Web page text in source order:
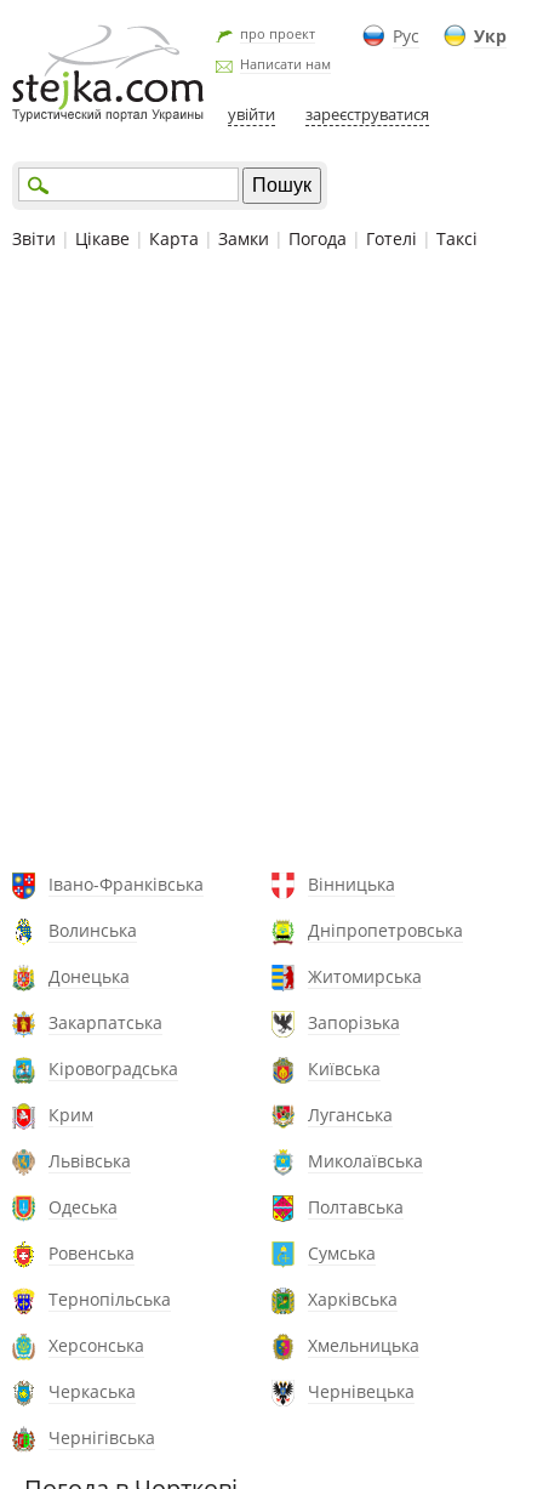
Рус Укр
про проект
Написати нам
увійти зареєструватися
Звіти | Цікаве | Карта | Замки | Погода | Готелі | Таксі
Івано-Франківська
Вінницька
Волинська
Дніпропетровська
Донецька
Житомирська
Закарпатська
Запорізька
Кіровоградська
Київська
Крим
Луганська
Львівська
Миколаївська
Одеська
Полтавська
Ровенська
Сумська
Тернопільська
Харківська
Херсонська
Хмельницька
Черкаська
Чернівецька
Чернігівська